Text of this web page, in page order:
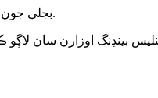
بجلي جون ايپليڪيشنون.